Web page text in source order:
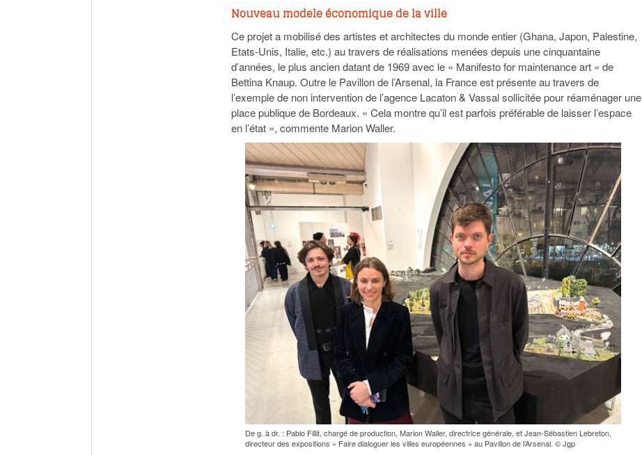
Nouveau modèle économique de la ville
Ce projet a mobilisé des artistes et architectes du monde entier (Ghana, Japon, Palestine,
Etats-Unis, Italie, etc.) au travers de réalisations menées depuis une cinquantaine
d’années, le plus ancien datant de 1969 avec le « Manifesto for maintenance art » de
Bettina Knaup. Outre le Pavillon de l’Arsenal, la France est présente au travers de
l’exemple de non intervention de l’agence Lacaton & Vassal sollicitée pour réaménager une
place publique de Bordeaux. « Cela montre qu’il est parfois préférable de laisser l’espace
en l’état », commente Marion Waller.
De g. à dr. : Pablo Fillit, chargé de production, Marion Waller, directrice générale, et Jean-Sébastien Lebreton,
directeur des expositions « Faire dialoguer les villes européennes » au Pavillon de l’Arsenal. © Jgp